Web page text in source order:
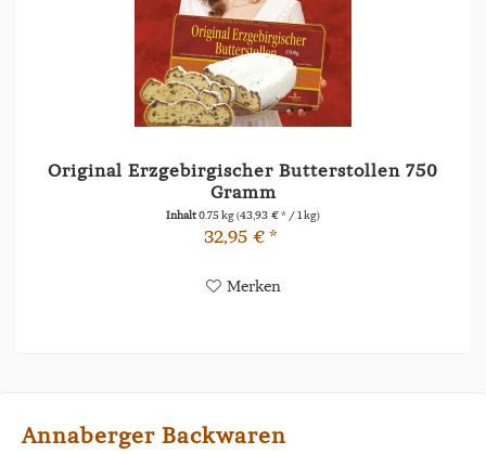
Original Erzgebirgischer Butterstollen 750
Gramm
Inhalt0.75 kg(43,93 € * / 1 kg)
32,95 € *
Merken
Annaberger Backwaren